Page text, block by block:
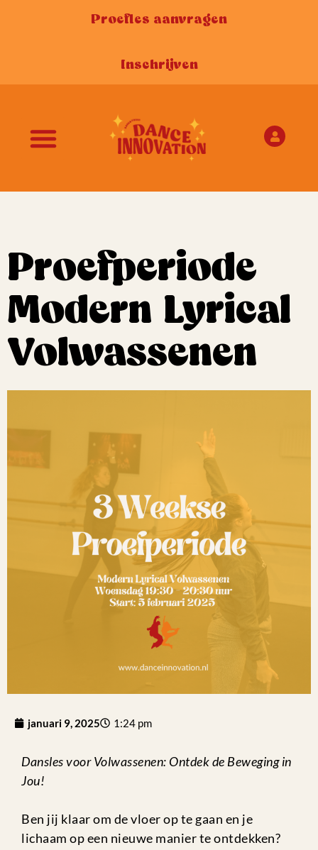
Proefles aanvragen
Inschrijven
Proefperiode
Modern Lyrical
Volwassenen
januari 9, 2025 1:24 pm
Dansles voor Volwassenen: Ontdek de Beweging in
Jou!
Ben jij klaar om de vloer op te gaan en je
lichaam op een nieuwe manier te ontdekken?